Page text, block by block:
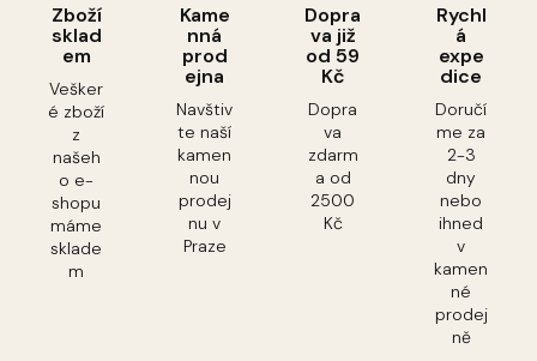
Zboží
sklad
em
Vešker
é zboží
z
našeh
o e-
shopu
máme
sklade
m
Kame
nná
prod
ejna
Navštiv
te naší
kamen
nou
prodej
nu v
Praze
Dopra
va již
od 59
Kč
Dopra
va
zdarm
a od
2500
Kč
Rychl
á
expe
dice
Doručí
me za
2-3
dny
nebo
ihned
v
kamen
né
prodej
ně